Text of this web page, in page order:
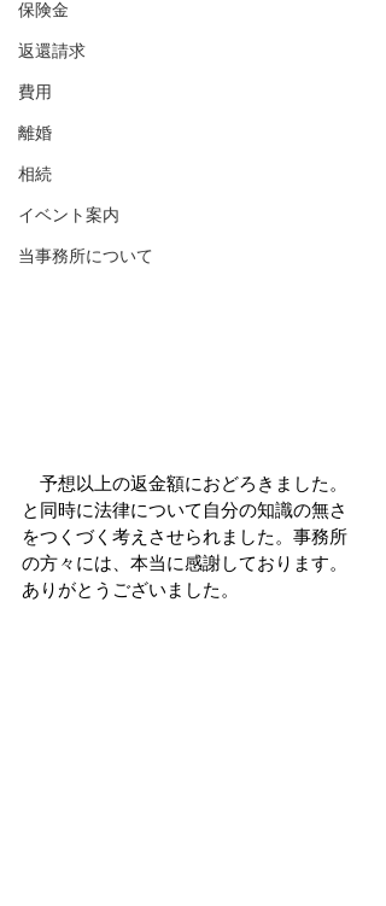
保険金
返還請求
費用
離婚
相続
イベント案内
当事務所について
予想以上の返金額におどろきました。
と同時に法律について自分の知識の無さ
をつくづく考えさせられました。事務所
の方々には、本当に感謝しております。
ありがとうございました。